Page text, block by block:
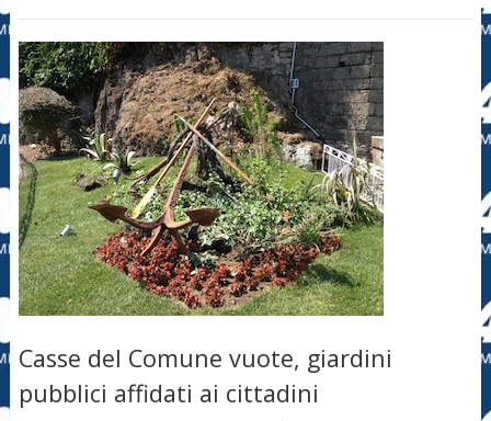
Casse del Comune vuote, giardini
pubblici affidati ai cittadini